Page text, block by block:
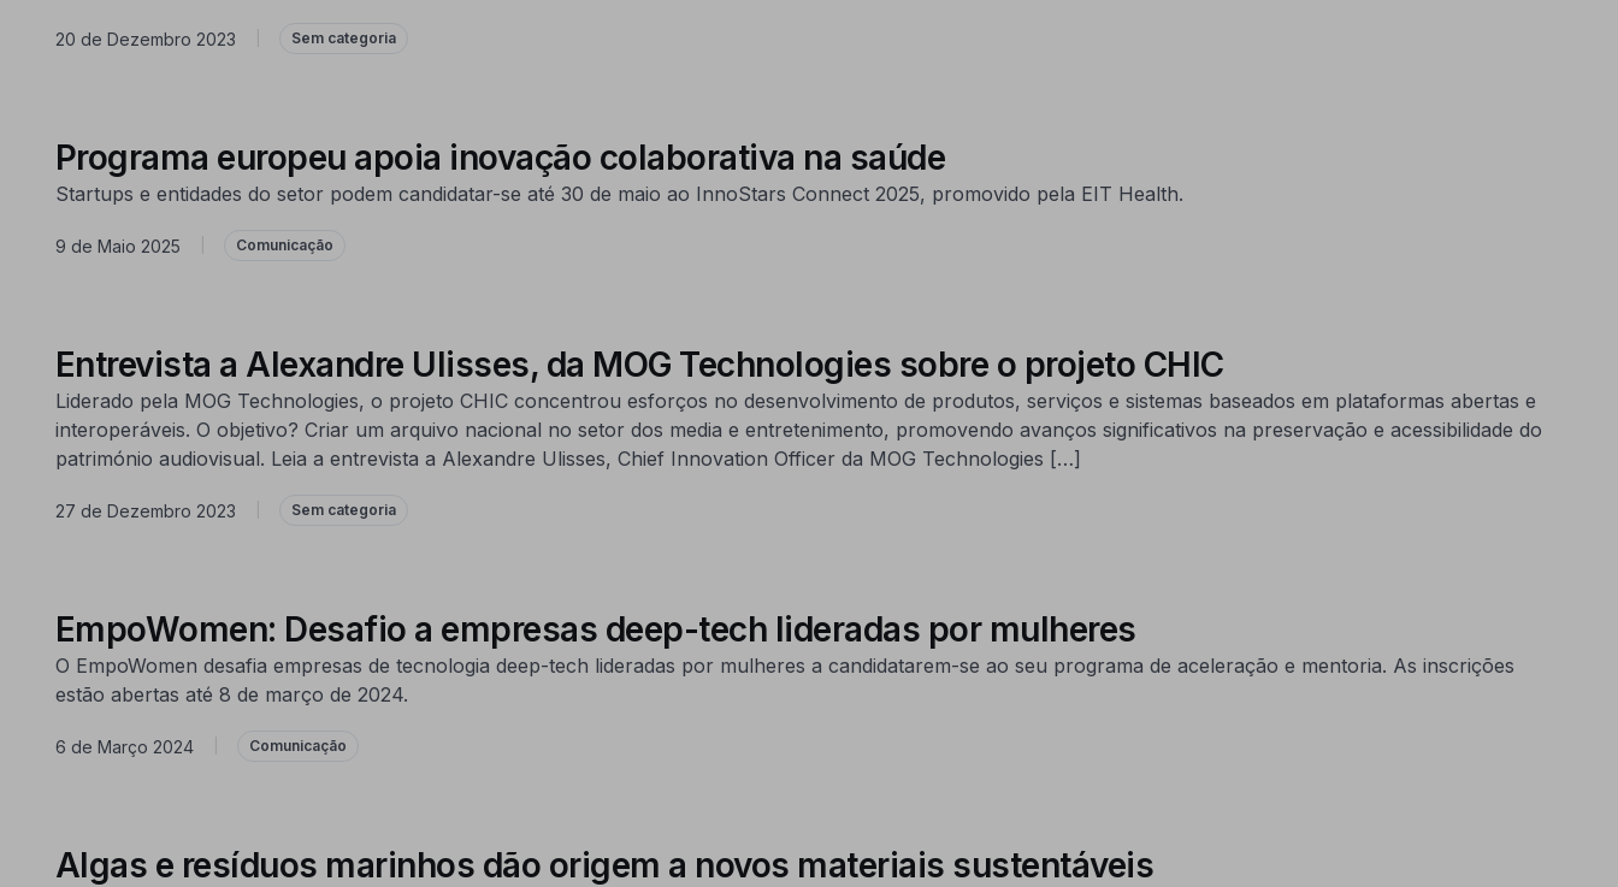
20 de Dezembro 2023 Sem categoria
Programa europeu apoia inovação colaborativa na saúde
Startups e entidades do setor podem candidatar-se até 30 de maio ao InnoStars Connect 2025, promovido pela EIT Health.
9 de Maio 2025 Comunicação
Entrevista a Alexandre Ulisses, da MOG Technologies sobre o projeto CHIC
Liderado pela MOG Technologies, o projeto CHIC concentrou esforços no desenvolvimento de produtos, serviços e sistemas baseados em plataformas abertas e
interoperáveis. O objetivo? Criar um arquivo nacional no setor dos media e entretenimento, promovendo avanços significativos na preservação e acessibilidade do
património audiovisual. Leia a entrevista a Alexandre Ulisses, Chief Innovation Officer da MOG Technologies […]
27 de Dezembro 2023 Sem categoria
EmpoWomen: Desafio a empresas deep-tech lideradas por mulheres
O EmpoWomen desafia empresas de tecnologia deep-tech lideradas por mulheres a candidatarem-se ao seu programa de aceleração e mentoria. As inscrições
estão abertas até 8 de março de 2024.
6 de Março 2024 Comunicação
Algas e resíduos marinhos dão origem a novos materiais sustentáveis